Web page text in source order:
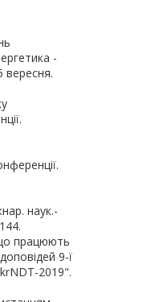
-
вересня.
наук.-
працюють
9-ї
2019".